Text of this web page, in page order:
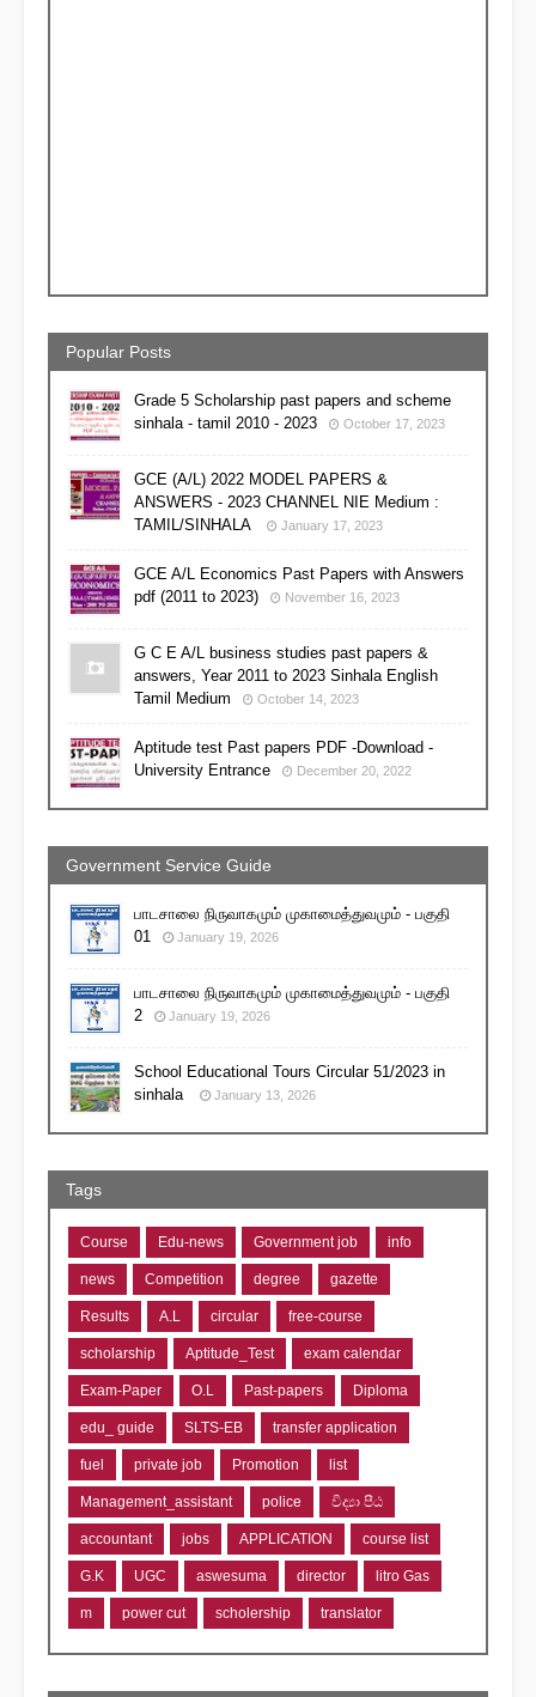
Popular Posts
Grade 5 Scholarship past papers and scheme
sinhala - tamil 2010 - 2023
October 17, 2023
GCE (A/L) 2022 MODEL PAPERS &
ANSWERS - 2023 CHANNEL NIE Medium :
TAMIL/SINHALA
January 17, 2023
GCE A/L Economics Past Papers with Answers
pdf (2011 to 2023)
November 16, 2023
G C E A/L business studies past papers &
answers, Year 2011 to 2023 Sinhala English
Tamil Medium
October 14, 2023
Aptitude test Past papers PDF -Download -
University Entrance
December 20, 2022
Government Service Guide
பாடசாலை நிருவாகமும் முகாமைத்துவமும் - பகுதி
01
January 19, 2026
பாடசாலை நிருவாகமும் முகாமைத்துவமும் - பகுதி
2
January 19, 2026
School Educational Tours Circular 51/2023 in
sinhala
January 13, 2026
Tags
Course Edu-news Government job info
news Competition degree gazette
Results A.L circular free-course
scholarship Aptitude_Test exam calendar
Exam-Paper O.L Past-papers Diploma
edu_ guide SLTS-EB transfer application
fuel private job Promotion list
Management_assistant police විද්‍යා පීඨ
accountant jobs APPLICATION course list
G.K UGC aswesuma director litro Gas
m power cut scholership translator